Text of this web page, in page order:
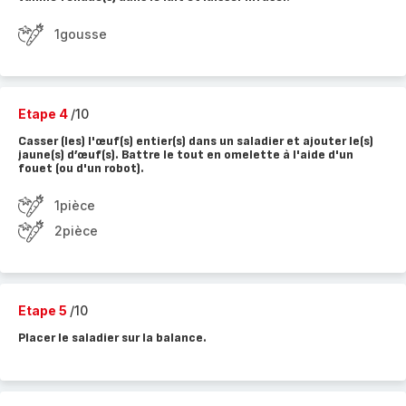
1gousse
Etape 4 /10
Casser (les) l'œuf(s) entier(s) dans un saladier et ajouter le(s)
jaune(s) d’œuf(s). Battre le tout en omelette à l'aide d'un
fouet (ou d'un robot).
1pièce
2pièce
Etape 5 /10
Placer le saladier sur la balance.